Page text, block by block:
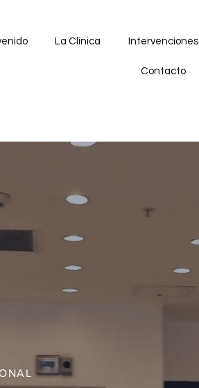
La Clínica Intervenciones
Contacto